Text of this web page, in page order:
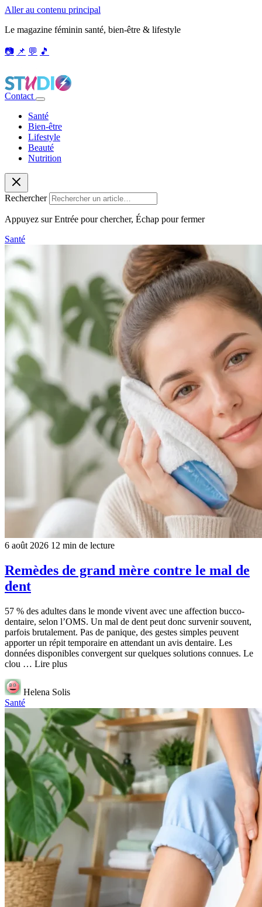
Aller au contenu principal
Le magazine féminin santé, bien-être & lifestyle
📷 📌 💬 🎵
Contact
Santé
Bien-être
Lifestyle
Beauté
Nutrition
Rechercher
Appuyez sur Entrée pour chercher, Échap pour fermer
Santé
6 août 2026 12 min de lecture
Remèdes de grand mère contre le mal de
dent
57 % des adultes dans le monde vivent avec une affection bucco-
dentaire, selon l’OMS. Un mal de dent peut donc survenir souvent,
parfois brutalement. Pas de panique, des gestes simples peuvent
apporter un répit temporaire en attendant un avis dentaire. Les
données disponibles convergent sur quelques solutions connues. Le
clou … Lire plus
Helena Solis
Santé